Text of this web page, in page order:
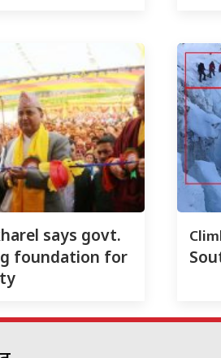
says govt.
foundation for